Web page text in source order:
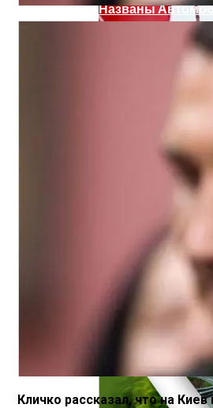
Эксперты
Симоненко
Названы
«Аватар»
Кличко рассказал, что на